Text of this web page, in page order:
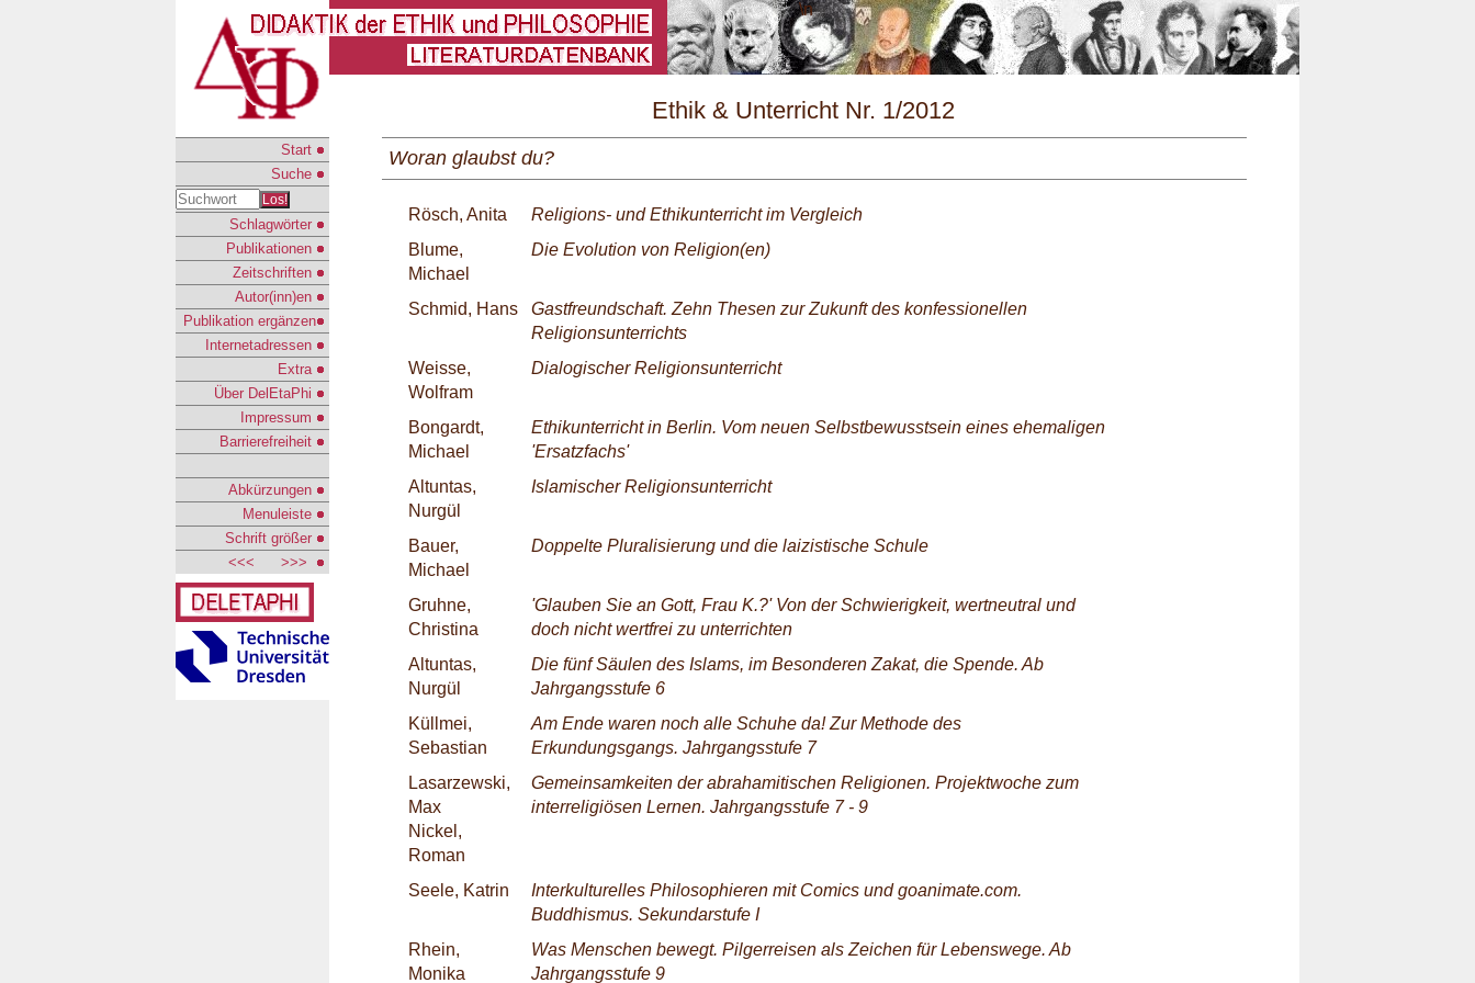
\n
Start
Suche
Los!
Schlagwörter
Publikationen
Zeitschriften
Autor(inn)en
Publikation ergänzen
Internetadressen
Extra
Über DelEtaPhi
Impressum
Barrierefreiheit
Abkürzungen
Menuleiste
Schrift größer
<<<
>>>
Ethik & Unterricht Nr. 1/2012
Woran glaubst du?
Rösch, Anita
Religions- und Ethikunterricht im Vergleich
Blume,
Michael
Die Evolution von Religion(en)
Schmid, Hans
Gastfreundschaft. Zehn Thesen zur Zukunft des konfessionellen
Religionsunterrichts
Weisse,
Wolfram
Dialogischer Religionsunterricht
Bongardt,
Michael
Ethikunterricht in Berlin. Vom neuen Selbstbewusstsein eines ehemaligen
'Ersatzfachs'
Altuntas,
Nurgül
Islamischer Religionsunterricht
Bauer,
Michael
Doppelte Pluralisierung und die laizistische Schule
Gruhne,
Christina
'Glauben Sie an Gott, Frau K.?' Von der Schwierigkeit, wertneutral und
doch nicht wertfrei zu unterrichten
Altuntas,
Nurgül
Die fünf Säulen des Islams, im Besonderen Zakat, die Spende. Ab
Jahrgangsstufe 6
Küllmei,
Sebastian
Am Ende waren noch alle Schuhe da! Zur Methode des
Erkundungsgangs. Jahrgangsstufe 7
Lasarzewski,
Max
Nickel,
Roman
Gemeinsamkeiten der abrahamitischen Religionen. Projektwoche zum
interreligiösen Lernen. Jahrgangsstufe 7 - 9
Seele, Katrin
Interkulturelles Philosophieren mit Comics und goanimate.com.
Buddhismus. Sekundarstufe I
Rhein,
Monika
Was Menschen bewegt. Pilgerreisen als Zeichen für Lebenswege. Ab
Jahrgangsstufe 9